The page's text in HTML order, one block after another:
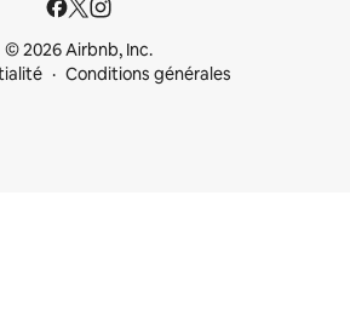
© 2026 Airbnb, Inc.
Conditions générales